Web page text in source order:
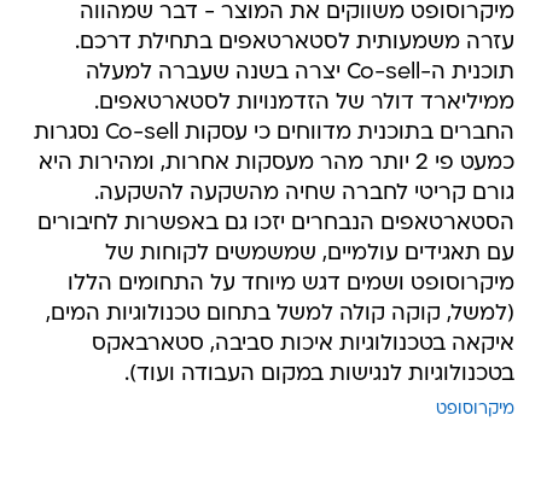
מיקרוסופט משווקים את המוצר - דבר שמהווה
עזרה משמעותית לסטארטאפים בתחילת דרכם.
תוכנית ה-Co-sell יצרה בשנה שעברה למעלה
ממיליארד דולר של הזדמנויות לסטארטאפים.
החברים בתוכנית מדווחים כי עסקות Co-sell נסגרות
כמעט פי 2 יותר מהר מעסקות אחרות, ומהירות היא
גורם קריטי לחברה שחיה מהשקעה להשקעה.
הסטארטאפים הנבחרים יזכו גם באפשרות לחיבורים
עם תאגידים עולמיים, שמשמשים לקוחות של
מיקרוסופט ושמים דגש מיוחד על התחומים הללו
(למשל, קוקה קולה למשל בתחום טכנולוגיות המים,
איקאה בטכנולוגיות איכות סביבה, סטארבאקס
בטכנולוגיות לנגישות במקום העבודה ועוד).
מיקרוסופט